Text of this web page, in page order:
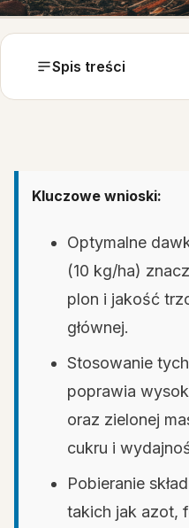
Spis treści
Kluczowe wnioski:
Optymalne
(10 kg/ha)
plon i jakość
głównej.
Stosowanie
poprawia
oraz zielonej
cukru i
Pobieranie
takich jak azot,